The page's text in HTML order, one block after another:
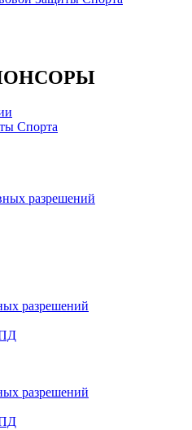
разрешений
разрешений
ПД
разрешений
ПД